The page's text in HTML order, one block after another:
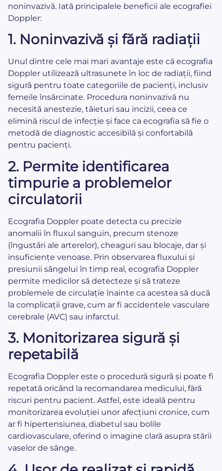
noninvazivă. Iată principalele beneficii ale ecografiei
Doppler:
1. Noninvazivă și fără radiații
Unul dintre cele mai mari avantaje este că ecografia
Doppler utilizează ultrasunete în loc de radiații, fiind
sigură pentru toate categoriile de pacienți, inclusiv
femeile însărcinate. Procedura noninvazivă nu
necesită anestezie, tăieturi sau incizii, ceea ce
elimină riscul de infecție și face ca ecografia să fie o
metodă de diagnostic accesibilă și confortabilă
pentru pacienți.
2. Permite identificarea
timpurie a problemelor
circulatorii
Ecografia Doppler poate detecta cu precizie
anomalii în fluxul sanguin, precum stenoze
(îngustări ale arterelor), cheaguri sau blocaje, dar și
insuficiențe venoase. Prin observarea fluxului și
presiunii sângelui în timp real, ecografia Doppler
permite medicilor să detecteze și să trateze
problemele de circulație înainte ca acestea să ducă
la complicații grave, cum ar fi accidentele vasculare
cerebrale (AVC) sau infarctul.
3. Monitorizarea sigură și
repetabilă
Ecografia Doppler este o procedură sigură și poate fi
repetată oricând la recomandarea medicului, fără
riscuri pentru pacient. Astfel, este ideală pentru
monitorizarea evoluției unor afecțiuni cronice, cum
ar fi hipertensiunea, diabetul sau bolile
cardiovasculare, oferind o imagine clară asupra stării
vaselor de sânge.